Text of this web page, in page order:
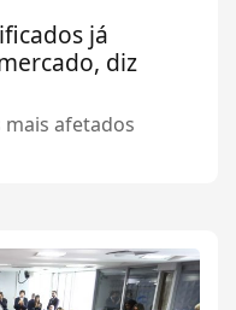
já
diz
afetados